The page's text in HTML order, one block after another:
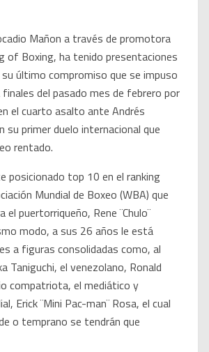
Mañon a través de promotora
of Boxing, ha tenido presentaciones
último compromiso que se impuso
finales del pasado mes de febrero por
el cuarto asalto ante Andrés
su primer duelo internacional que
rentado.
posicionado top 10 en el ranking
Mundial de Boxeo (WBA) que
puertorriqueño, Rene ¨Chulo¨
modo, a sus 26 años le está
a figuras consolidadas como, al
Taniguchi, el venezolano, Ronald
compatriota, el mediático y
Erick ¨Mini Pac-man¨ Rosa, el cual
o temprano se tendrán que